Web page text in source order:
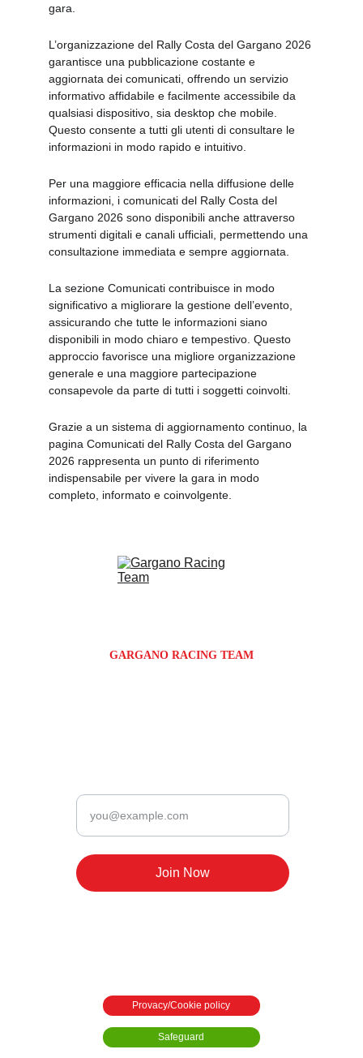
gara.
L’organizzazione del Rally Costa del Gargano 2026
garantisce una pubblicazione costante e
aggiornata dei comunicati, offrendo un servizio
informativo affidabile e facilmente accessibile da
qualsiasi dispositivo, sia desktop che mobile.
Questo consente a tutti gli utenti di consultare le
informazioni in modo rapido e intuitivo.
Per una maggiore efficacia nella diffusione delle
informazioni, i comunicati del Rally Costa del
Gargano 2026 sono disponibili anche attraverso
strumenti digitali e canali ufficiali, permettendo una
consultazione immediata e sempre aggiornata.
La sezione Comunicati contribuisce in modo
significativo a migliorare la gestione dell’evento,
assicurando che tutte le informazioni siano
disponibili in modo chiaro e tempestivo. Questo
approccio favorisce una migliore organizzazione
generale e una maggiore partecipazione
consapevole da parte di tutti i soggetti coinvolti.
Grazie a un sistema di aggiornamento continuo, la
pagina Comunicati del Rally Costa del Gargano
2026 rappresenta un punto di riferimento
indispensabile per vivere la gara in modo
completo, informato e coinvolgente.
GARGANO RACING TEAM
Join Now
Provacy/Cookie policy
Safeguard